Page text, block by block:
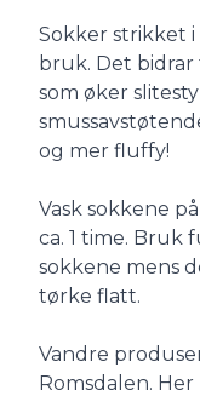
Sokker strikket i
bruk. Det bidrar
som øker
og mer fluffy!
Vask sokkene
ca. 1 time. Bruk
sokkene mens
tørke flatt.
Vandre
Romsdalen.